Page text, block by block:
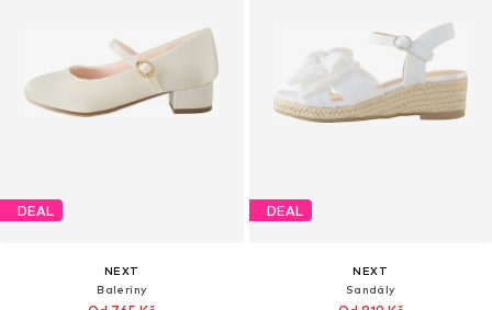
DEAL
NEXT
Baleríny
DEAL
NEXT
Sandály